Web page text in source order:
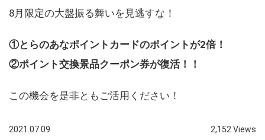
8月限定の大盤振る舞いを見逃すな！
①とらのあなポイントカードのポイントが2倍！
②ポイント交換景品クーポン券が復活！！
この機会を是非ともご活用ください！
2021.07.09 2,152 Views